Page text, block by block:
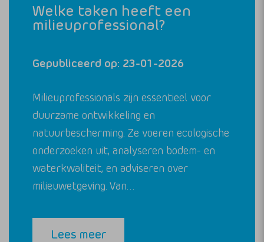
Welke taken heeft een
milieuprofessional?
Gepubliceerd op: 23-01-2026
Milieuprofessionals zijn essentieel voor
duurzame ontwikkeling en
natuurbescherming. Ze voeren ecologische
onderzoeken uit, analyseren bodem- en
waterkwaliteit, en adviseren over
milieuwetgeving. Van…
Lees meer